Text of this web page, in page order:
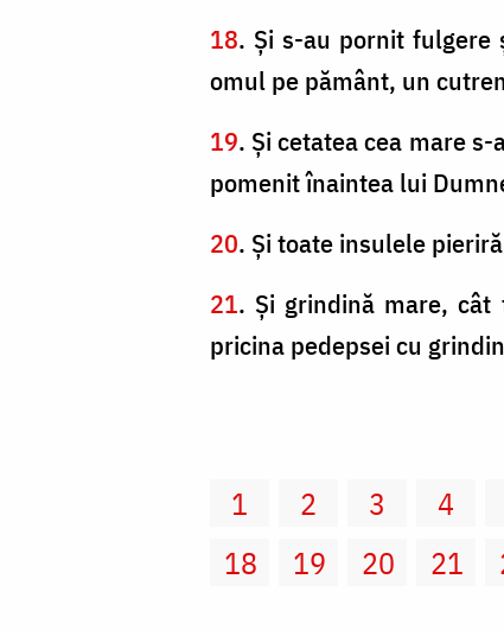
18. Şi s-au pornit fulgere
omul pe pământ, un
19. Şi cetatea cea mare
pomenit înaintea lui
20. Şi toate insulele
21. Şi grindină mare,
pricina pedepsei cu
1 2 3 4
18
19 20 21